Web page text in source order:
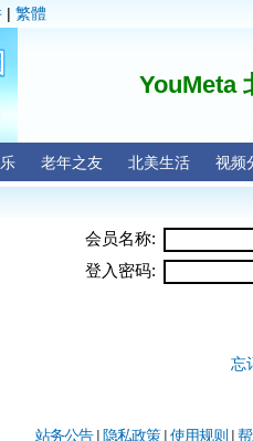
| 繁體
YouMeta
老年之友 北美生活 视频
会员名称:
登入密码:
忘
站务公告| 隐私政策|使用规则 |